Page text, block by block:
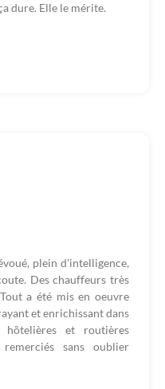
dure. Elle le mérite.
plein d'intelligence,
Des chauffeurs très
a été mis en oeuvre
et enrichissant dans
et routières
sans oublier